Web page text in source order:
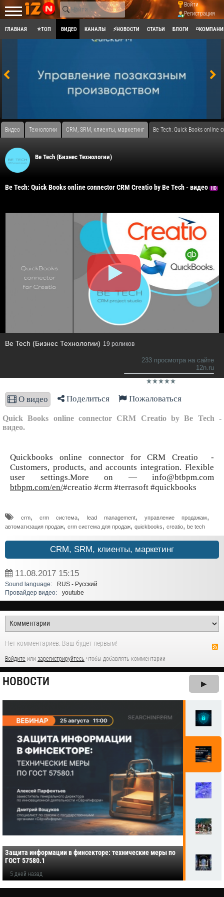
Войти
Регистрация
ГЛАВНАЯ ⭐ТОП ВИДЕО КАНАЛЫ ⚡НОВОСТИ СТАТЬИ БЛОГИ
Видео Технологии CRM, SRM, клиенты, маркетинг Be Tech: Quick Books online
Be Tech (Бизнес Технологии)
Be Tech: Quick Books online connector CRM Creatio by Be Tech - видео HD
Be Tech (Бизнес Технологии) 19 роликов
233 просмотра на сайте
12n.ru
О видео Поделиться Пожаловаться
Quick Books online connector CRM Creatio by Be Tech -
видео.
Quickbooks online connector for CRM Creatio -
Customers, products, and accounts integration. Flexible
user settings.More on — info@btbpm.com
btbpm.com/en/#creatio #crm #terrasoft #quickbooks
crm,crm система, lead management,управление продажам,
автоматизация продаж, crm система для продаж, quickbooks, creatio, be tech
CRM, SRM, клиенты, маркетинг
11.08.2017 15:15
Sound language:
RUS - Русский
Провайдер видео:
youtube
Нет комментариев. Ваш будет первым!
Войдите или зарегистрируйтесь чтобы добавлять комментарии
НОВОСТИ ▶
Защита информации в финсекторе: технические меры по
ГОСТ 57580.1
5 дней назад